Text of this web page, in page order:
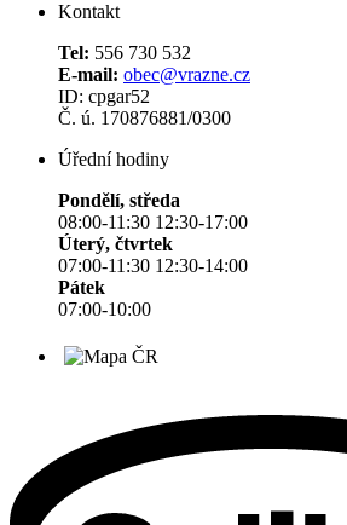
Kontakt
Tel: 556 730 532
E-mail: obec@vrazne.cz
ID: cpgar52
Č. ú. 170876881/0300
Úřední hodiny
Pondělí, středa
08:00-11:30 12:30-17:00
Úterý, čtvrtek
07:00-11:30 12:30-14:00
Pátek
07:00-10:00